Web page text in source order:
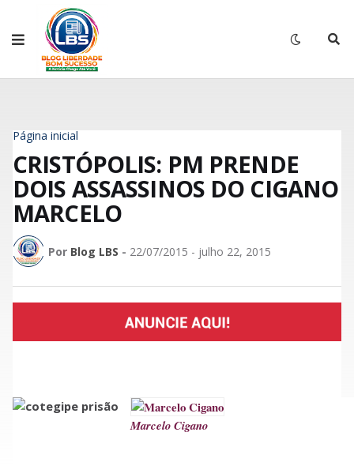
Página inicial
CRISTÓPOLIS: PM PRENDE
DOIS ASSASSINOS DO CIGANO
MARCELO
Por Blog LBS - 22/07/2015 - julho 22, 2015
Marcelo Cigano